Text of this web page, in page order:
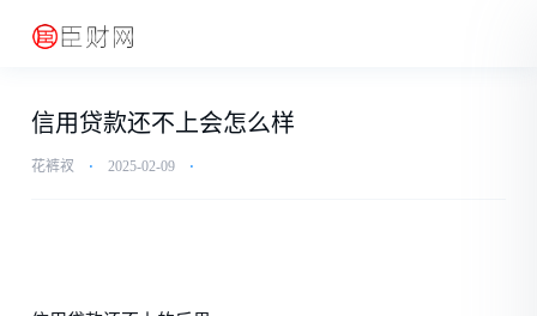
信用贷款还不上会怎么样
花裤衩 ⋅ 2025-02-09 ⋅